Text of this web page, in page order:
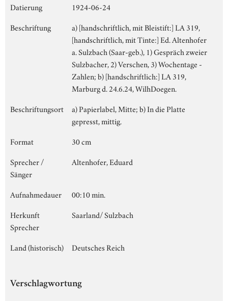
Datierung
1924-06-24
Beschriftung
a) [handschriftlich, mit Bleistift:] LA 319,
[handschriftlich, mit Tinte:] Ed. Altenhofer
a. Sulzbach (Saar-geb.), 1) Gespräch zweier
Sulzbacher, 2) Verschen, 3) Wochentage -
Zahlen; b) [handschriftlich:] LA 319,
Marburg d. 24.6.24, WilhDoegen.
Beschriftungsort
a) Papierlabel, Mitte; b) In die Platte
gepresst, mittig.
Format
30 cm
Sprecher /
Sänger
Altenhofer, Eduard
Aufnahmedauer
00:10 min.
Herkunft
Sprecher
Saarland/ Sulzbach
Land (historisch) Deutsches Reich
Verschlagwortung